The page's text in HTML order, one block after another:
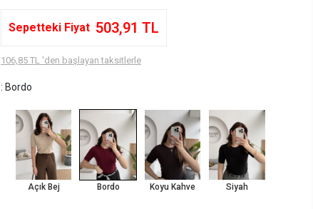
Sepetteki Fiyat 503,91 TL
106,85 TL 'den başlayan taksitlerle
: Bordo
Açık Bej Bordo Koyu Kahve Siyah